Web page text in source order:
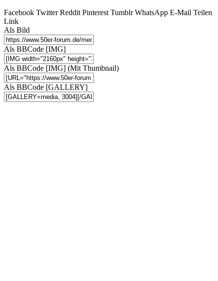
Facebook Twitter Reddit Pinterest Tumblr WhatsApp E-Mail Teilen
Link
Als Bild
Als BBCode [IMG]
Als BBCode [IMG] (Mit Thumbnail)
Als BBCode [GALLERY]